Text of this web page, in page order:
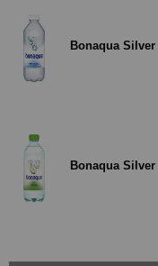
Bonaqua
Bonaqua